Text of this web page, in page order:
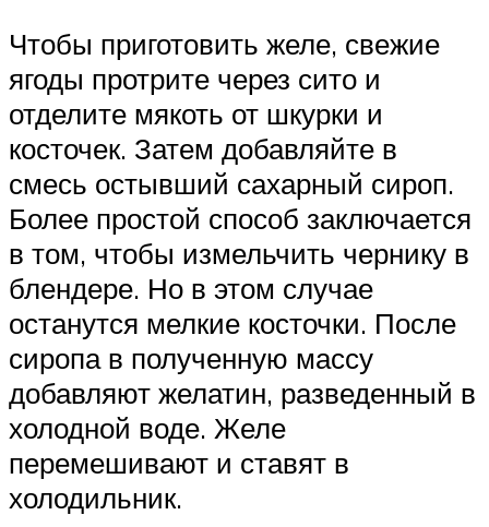
Чтобы приготовить желе, свежие
ягоды протрите через сито и
отделите мякоть от шкурки и
косточек. Затем добавляйте в
смесь остывший сахарный сироп.
Более простой способ заключается
в том, чтобы измельчить чернику в
блендере. Но в этом случае
останутся мелкие косточки. После
сиропа в полученную массу
добавляют желатин, разведенный в
холодной воде. Желе
перемешивают и ставят в
холодильник.